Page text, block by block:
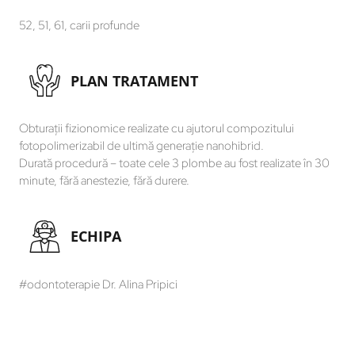
52, 51, 61, carii profunde
PLAN TRATAMENT
Obturații fizionomice realizate cu ajutorul compozitului
fotopolimerizabil de ultimă generație nanohibrid.
Durată procedură – toate cele 3 plombe au fost realizate în 30
minute, fără anestezie, fără durere.
ECHIPA
#odontoterapie Dr. Alina Pripici